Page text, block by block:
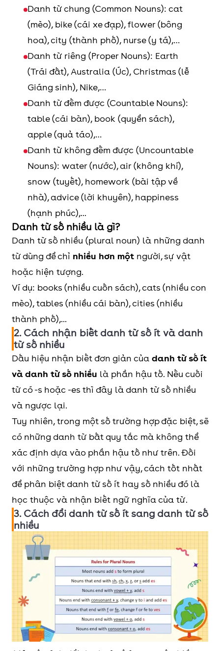
Danh từ chung (Common Nouns): cat
(mèo), bike (cái xe đạp), flower (bông
hoa), city (thành phố), nurse (y tá),…
Danh từ riêng (Proper Nouns): Earth
(Trái đất), Australia (Úc), Christmas (lễ
Giáng sinh), Nike,…
Danh từ đếm được (Countable Nouns):
table (cái bàn), book (quyển sách),
apple (quả táo),…
Danh từ không đếm được (Uncountable
Nouns): water (nước), air (không khí),
snow (tuyết), homework (bài tập về
nhà), advice (lời khuyên), happiness
(hạnh phúc),...
Danh từ số nhiều là gì?
Danh từ số nhiều (plural noun) là những danh
từ dùng để chỉ nhiều hơn một người, sự vật
hoặc hiện tượng.
Ví dụ: books (nhiều cuốn sách), cats (nhiều con
mèo), tables (nhiều cái bàn), cities (nhiều
thành phố),...
2. Cách nhận biết danh từ số ít và danh
từ số nhiều
Dấu hiệu nhận biết đơn giản của danh từ số ít
và danh từ số nhiều là phần hậu tố. Nếu cuối
từ có -s hoặc -es thì đây là danh từ số nhiều
và ngược lại.
Tuy nhiên, trong một số trường hợp đặc biệt, sẽ
có những danh từ bất quy tắc mà không thể
xác định dựa vào phần hậu tố như trên. Đối
với những trường hợp như vậy, cách tốt nhất
để phân biệt danh từ số ít hay số nhiều đó là
học thuộc và nhận biết ngữ nghĩa của từ.
3. Cách đổi danh từ số ít sang danh từ số
nhiều